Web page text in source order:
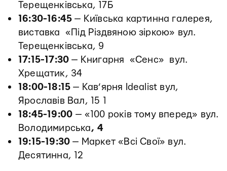
Терещенківська, 17Б
16:30-16:45 — Київська картинна галерея,
виставка «Під Різдвяною зіркою» вул.
Терещенківська, 9
17:15-17:30 — Книгарня «Сенс» вул.
Хрещатик, 34
18:00-18:15 — Кав’ярня Idealist вул,
Ярославів Вал, 15 1
18:45-19:00— «100 років тому вперед» вул.
Володимирська, 4
19:15-19:30 — Маркет «Всі Свої» вул.
Десятинна, 12